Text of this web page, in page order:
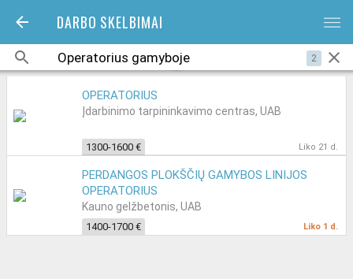
DARBO SKELBIMAI bars
2
OPERATORIUS
Įdarbinimo tarpininkavimo centras, UAB
1300-1600 € Liko 21 d.
PERDANGOS PLOKŠČIŲ GAMYBOS LINIJOS
OPERATORIUS
Kauno gelžbetonis, UAB
1400-1700 € Liko 1 d.